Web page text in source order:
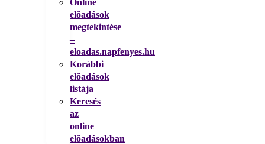
Online
előadások
megtekintése
–
eloadas.napfenyes.hu
Korábbi
előadások
listája
Keresés
az
online
előadásokban